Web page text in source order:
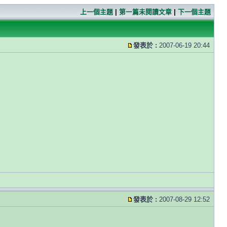
上一個主題 第一篇未閱讀文章 下一個主題
發表於 : 2007-06-19 20:44
發表於 : 2007-08-29 12:52